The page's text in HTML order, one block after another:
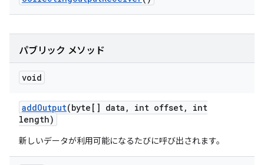
パブリック メソッド
void
addOutput(byte[] data , int offset,
int
length)
新しいデータが利用可能になるたびに呼び出されます。